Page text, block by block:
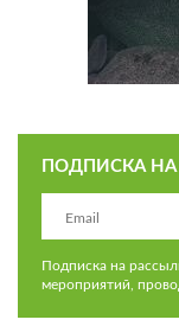
ПОДПИСКА
Подписка на
мероприятий,